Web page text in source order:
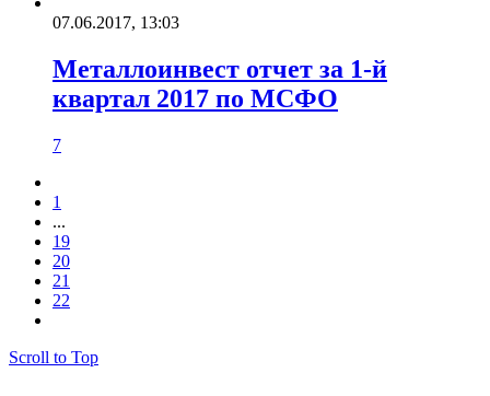
07.06.2017, 13:03
Металлоинвест отчет за 1-й
квартал 2017 по МСФО
7
1
...
19
20
21
22
Scroll to Top